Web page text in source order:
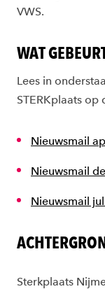
VWS.
WAT
Lees in
STERKplaats op
Nieuwsmail
Nieuwsmail
Nieuwsmail
Sterkplaats